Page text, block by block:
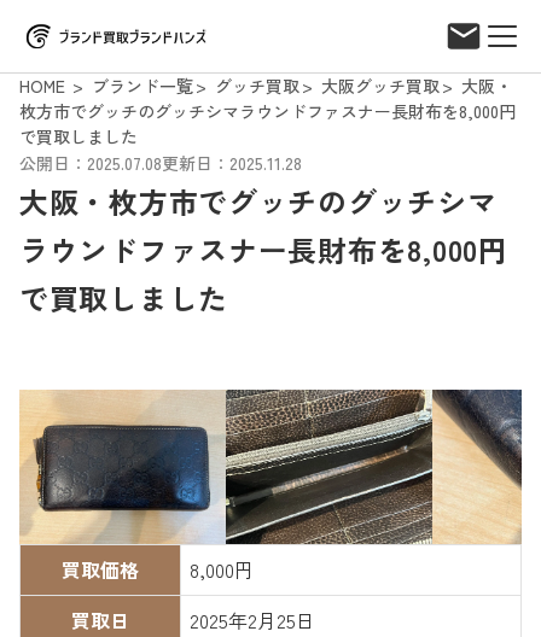
HOME ブランド一覧 グッチ買取 大阪グッチ買取
大阪・
枚方市でグッチのグッチシマラウンドファスナー長財布を8,000円
で買取しました
公開日：2025.07.08更新日：2025.11.28
大阪・枚方市でグッチのグッチシマ
ラウンドファスナー長財布を8,000円
で買取しました
買取価格
8,000円
買取日
2025年2月25日